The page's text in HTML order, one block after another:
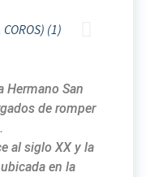
Hermano San
de romper
al siglo XX y la
en la